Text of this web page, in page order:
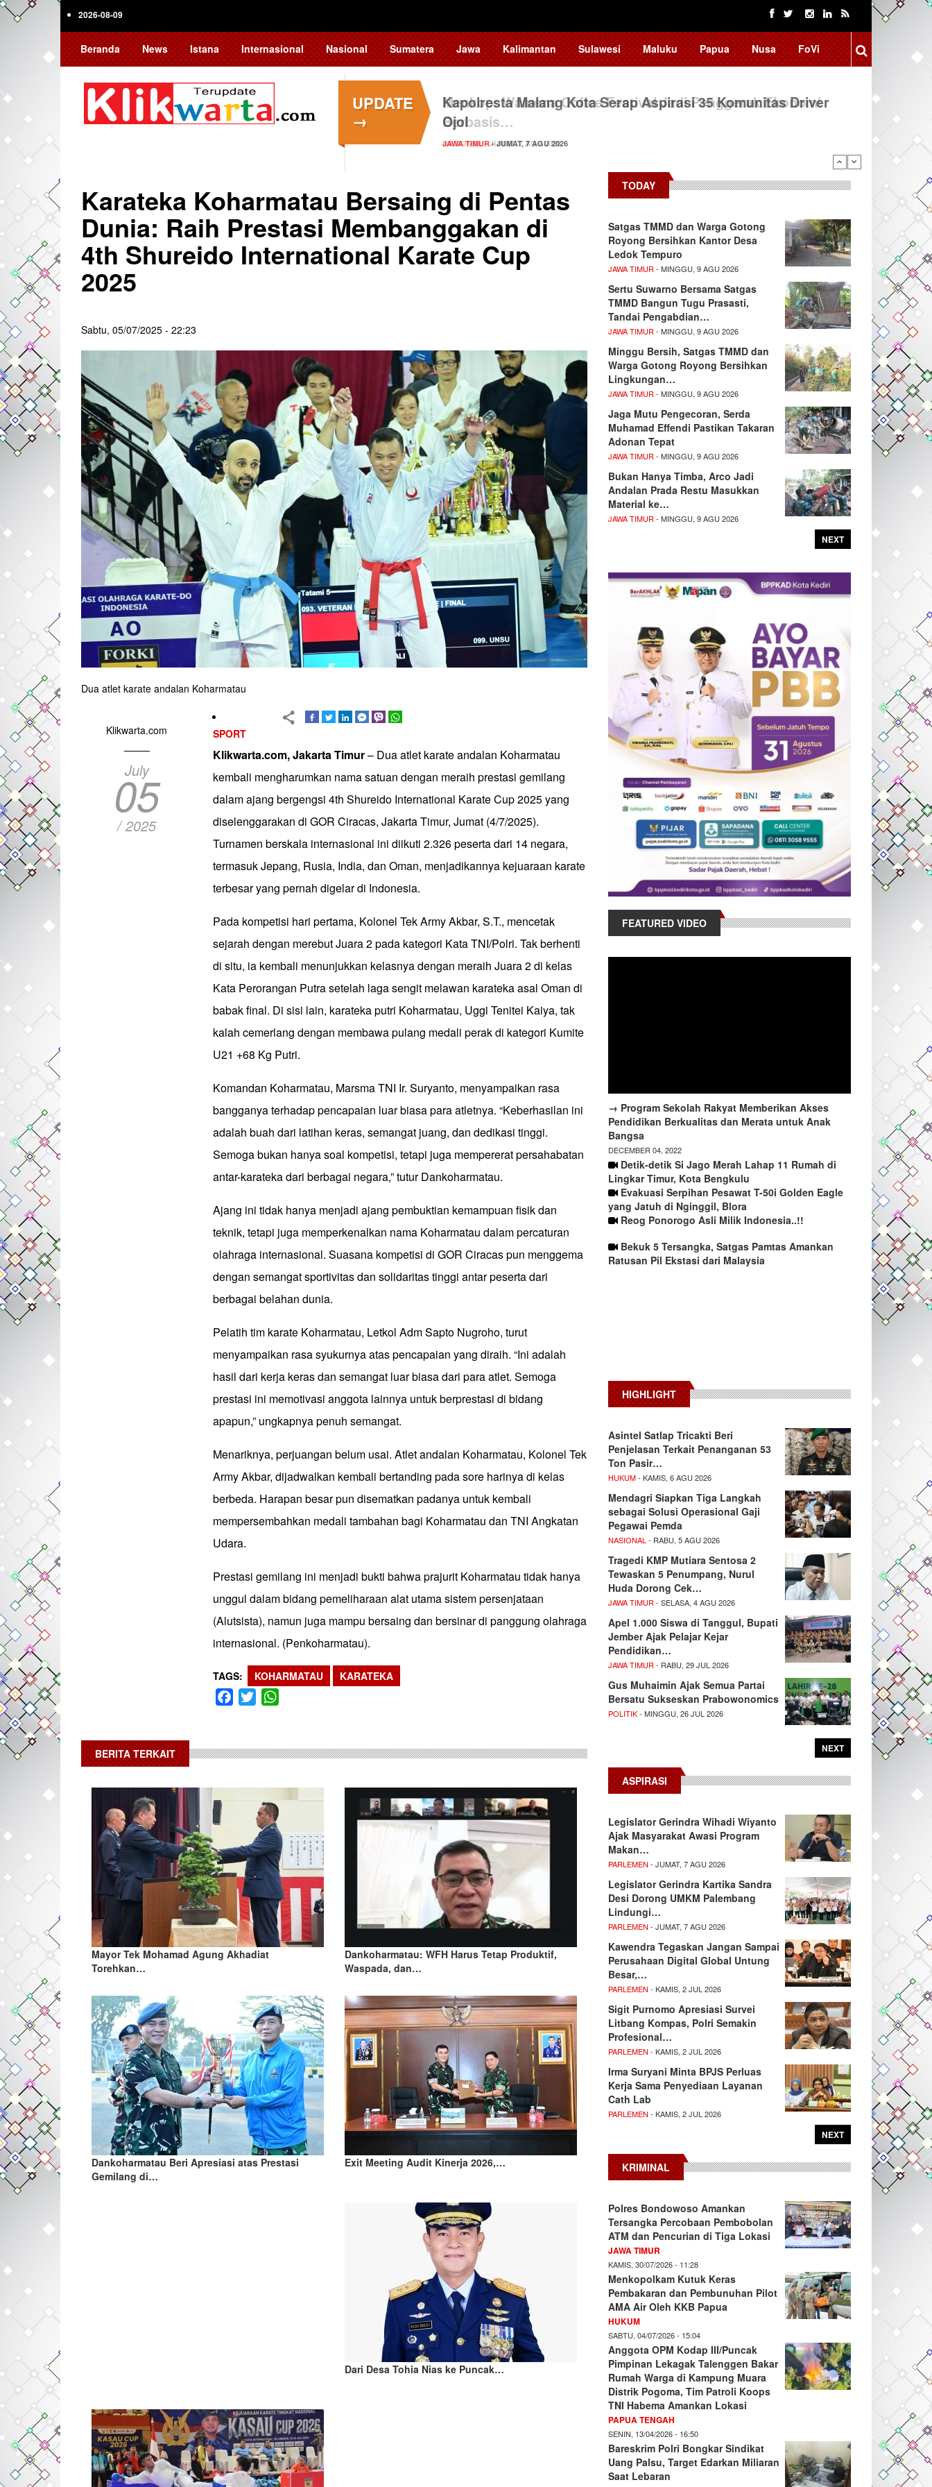
Skip
2026-08-09
Beranda News Istana Internasional Nasional Sumatera Jawa Kalimantan Sulawesi Maluku Papua Nusa FoVi
UPDATE
→
Kapolresta Malang Kota Serap Aspirasi 35 Komunitas Driver
Ojol
JAWA TIMUR- JUMAT, 7 AGU 2026
Karateka Koharmatau Bersaing di Pentas
Dunia: Raih Prestasi Membanggakan di
4th Shureido International Karate Cup
2025
Sabtu, 05/07/2025 - 22:23
Dua atlet karate andalan Koharmatau
Klikwarta.com
July
05
/ 2025
SPORT
Klikwarta.com, Jakarta Timur– Dua atlet karate andalan Koharmatau
kembali mengharumkan nama satuan dengan meraih prestasi gemilang
dalam ajang bergengsi 4th Shureido International Karate Cup 2025 yang
diselenggarakan di GOR Ciracas, Jakarta Timur, Jumat (4/7/2025).
Turnamen berskala internasional ini diikuti 2.326 peserta dari 14 negara,
termasuk Jepang, Rusia, India, dan Oman, menjadikannya kejuaraan karate
terbesar yang pernah digelar di Indonesia.
Pada kompetisi hari pertama, Kolonel Tek Army Akbar, S.T., mencetak
sejarah dengan merebut Juara 2 pada kategori Kata TNI/Polri. Tak berhenti
di situ, ia kembali menunjukkan kelasnya dengan meraih Juara 2 di kelas
Kata Perorangan Putra setelah laga sengit melawan karateka asal Oman di
babak final. Di sisi lain, karateka putri Koharmatau, Uggi Tenitei Kaiya, tak
kalah cemerlang dengan membawa pulang medali perak di kategori Kumite
U21 +68 Kg Putri.
Komandan Koharmatau, Marsma TNI Ir. Suryanto, menyampaikan rasa
bangganya terhadap pencapaian luar biasa para atletnya. “Keberhasilan ini
adalah buah dari latihan keras, semangat juang, dan dedikasi tinggi.
Semoga bukan hanya soal kompetisi, tetapi juga mempererat persahabatan
antar-karateka dari berbagai negara,” tutur Dankoharmatau.
Ajang ini tidak hanya menjadi ajang pembuktian kemampuan fisik dan
teknik, tetapi juga memperkenalkan nama Koharmatau dalam percaturan
olahraga internasional. Suasana kompetisi di GOR Ciracas pun menggema
dengan semangat sportivitas dan solidaritas tinggi antar peserta dari
berbagai belahan dunia.
Pelatih tim karate Koharmatau, Letkol Adm Sapto Nugroho, turut
menyampaikan rasa syukurnya atas pencapaian yang diraih. “Ini adalah
hasil dari kerja keras dan semangat luar biasa dari para atlet. Semoga
prestasi ini memotivasi anggota lainnya untuk berprestasi di bidang
apapun,” ungkapnya penuh semangat.
Menariknya, perjuangan belum usai. Atlet andalan Koharmatau, Kolonel Tek
Army Akbar, dijadwalkan kembali bertanding pada sore harinya di kelas
berbeda. Harapan besar pun disematkan padanya untuk kembali
mempersembahkan medali tambahan bagi Koharmatau dan TNI Angkatan
Udara.
Prestasi gemilang ini menjadi bukti bahwa prajurit Koharmatau tidak hanya
unggul dalam bidang pemeliharaan alat utama sistem persenjataan
(Alutsista), namun juga mampu bersaing dan bersinar di panggung olahraga
internasional. (Penkoharmatau).
TAGS KOHARMATAU KARATEKA
Facebook
Twitter
BERITA TERKAIT
Mayor Tek Mohamad Agung Akhadiat
Torehkan…
Dankoharmatau: WFH Harus Tetap Produktif,
Waspada, dan…
Dankoharmatau Beri Apresiasi atas Prestasi
Gemilang di…
Exit Meeting Audit Kinerja 2026,…
Dari Desa Tohia Nias ke Puncak…
TODAY
Satgas TMMD dan Warga Gotong
Royong Bersihkan Kantor Desa
Ledok Tempuro
JAWA TIMUR - MINGGU, 9 AGU 2026
Sertu Suwarno Bersama Satgas
TMMD Bangun Tugu Prasasti,
Tandai Pengabdian…
JAWA TIMUR - MINGGU, 9 AGU 2026
Minggu Bersih, Satgas TMMD dan
Warga Gotong Royong Bersihkan
Lingkungan…
JAWA TIMUR - MINGGU, 9 AGU 2026
Jaga Mutu Pengecoran, Serda
Muhamad Effendi Pastikan Takaran
Adonan Tepat
JAWA TIMUR - MINGGU, 9 AGU 2026
Bukan Hanya Timba, Arco Jadi
Andalan Prada Restu Masukkan
Material ke…
JAWA TIMUR - MINGGU, 9 AGU 2026
NEXT
FEATURED VIDEO
→ Program Sekolah Rakyat Memberikan Akses
Pendidikan Berkualitas dan Merata untuk Anak
Bangsa
DECEMBER 04, 2022
Detik-detik Si Jago Merah Lahap 11 Rumah di
Lingkar Timur, Kota Bengkulu
Evakuasi Serpihan Pesawat T-50i Golden Eagle
yang Jatuh di Nginggil, Blora
Reog Ponorogo Asli Milik Indonesia..!!
Bekuk 5 Tersangka, Satgas Pamtas Amankan
Ratusan Pil Ekstasi dari Malaysia
HIGHLIGHT
Asintel Satlap Tricakti Beri
Penjelasan Terkait Penanganan 53
Ton Pasir…
HUKUM- KAMIS, 6 AGU 2026
Mendagri Siapkan Tiga Langkah
sebagai Solusi Operasional Gaji
Pegawai Pemda
NASIONAL - RABU, 5 AGU 2026
Tragedi KMP Mutiara Sentosa 2
Tewaskan 5 Penumpang, Nurul
Huda Dorong Cek…
JAWA TIMUR - SELASA, 4 AGU 2026
Apel 1.000 Siswa di Tanggul, Bupati
Jember Ajak Pelajar Kejar
Pendidikan…
JAWA TIMUR - RABU, 29 JUL 2026
Gus Muhaimin Ajak Semua Partai
Bersatu Sukseskan Prabowonomics
POLITIK- MINGGU, 26 JUL 2026
NEXT
ASPIRASI
Legislator Gerindra Wihadi Wiyanto
Ajak Masyarakat Awasi Program
Makan…
PARLEMEN - JUMAT, 7 AGU 2026
Legislator Gerindra Kartika Sandra
Desi Dorong UMKM Palembang
Lindungi…
PARLEMEN - JUMAT, 7 AGU 2026
Kawendra Tegaskan Jangan Sampai
Perusahaan Digital Global Untung
Besar,…
PARLEMEN - KAMIS, 2 JUL 2026
Sigit Purnomo Apresiasi Survei
Litbang Kompas, Polri Semakin
Profesional…
PARLEMEN - KAMIS, 2 JUL 2026
Irma Suryani Minta BPJS Perluas
Kerja Sama Penyediaan Layanan
Cath Lab
PARLEMEN - KAMIS, 2 JUL 2026
NEXT
KRIMINAL
Polres Bondowoso Amankan
Tersangka Percobaan Pembobolan
ATM dan Pencurian di Tiga Lokasi
JAWA TIMUR
KAMIS, 30/07/2026 - 11:28
Menkopolkam Kutuk Keras
Pembakaran dan Pembunuhan Pilot
AMA Air Oleh KKB Papua
HUKUM
SABTU, 04/07/2026 - 15:04
Anggota OPM Kodap III/Puncak
Pimpinan Lekagak Talenggen Bakar
Rumah Warga di Kampung Muara
Distrik Pogoma, Tim Patroli Koops
TNI Habema Amankan Lokasi
PAPUA TENGAH
SENIN, 13/04/2026 - 16:50
Bareskrim Polri Bongkar Sindikat
Uang Palsu, Target Edarkan Miliaran
Saat Lebaran